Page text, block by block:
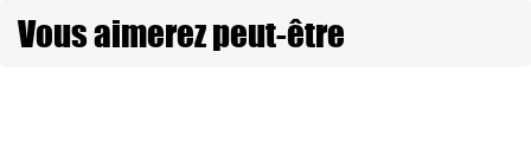
Vous aimerez peut-être